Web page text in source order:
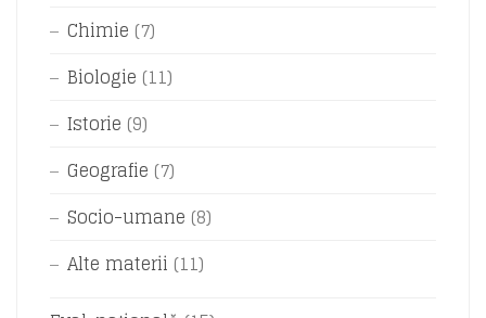
Chimie (7)
Biologie (11)
Istorie (9)
Geografie (7)
Socio-umane (8)
Alte materii (11)